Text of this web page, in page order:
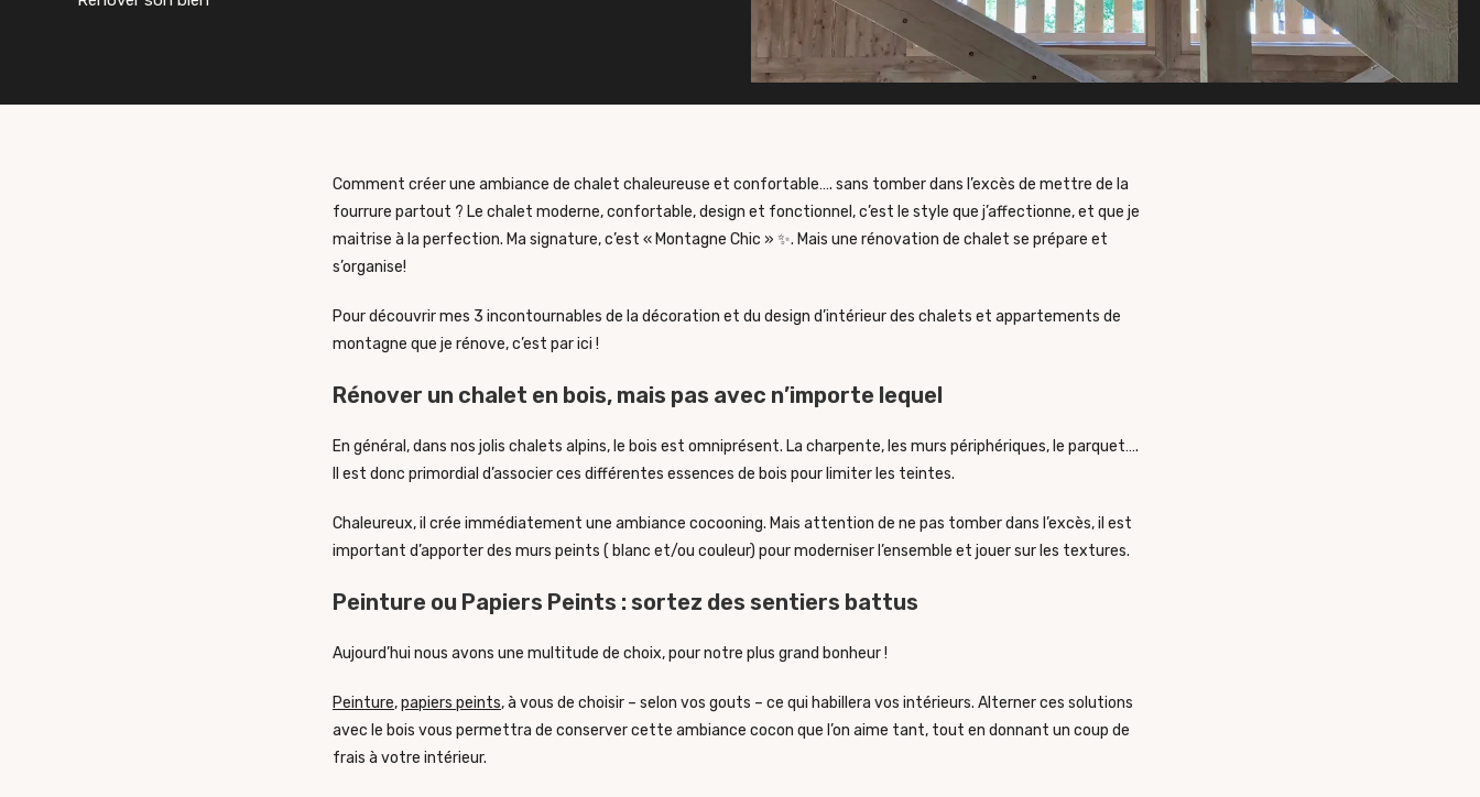
Comment créer une ambiance de chalet chaleureuse et confortable…. sans tomber dans l’excès de mettre de la
fourrure partout ? Le chalet moderne, confortable, design et fonctionnel, c’est le style que j’affectionne, et que je
maitrise à la perfection. Ma signature, c’est « Montagne Chic » ✨. Mais une rénovation de chalet se prépare et
s’organise!
Pour découvrir mes 3 incontournables de la décoration et du design d’intérieur des chalets et appartements de
montagne que je rénove, c’est par ici !
Rénover un chalet en bois, mais pas avec n’importe lequel
En général, dans nos jolis chalets alpins, le bois est omniprésent. La charpente, les murs périphériques, le parquet….
Il est donc primordial d’associer ces différentes essences de bois pour limiter les teintes.
Chaleureux, il crée immédiatement une ambiance cocooning. Mais attention de ne pas tomber dans l’excès, il est
important d’apporter des murs peints ( blanc et/ou couleur) pour moderniser l’ensemble et jouer sur les textures.
Peinture ou Papiers Peints : sortez des sentiers battus
Aujourd’hui nous avons une multitude de choix, pour notre plus grand bonheur !
Peinture,papiers peints, à vous de choisir – selon vos gouts – ce qui habillera vos intérieurs. Alterner ces solutions
avec le bois vous permettra de conserver cette ambiance cocon que l’on aime tant, tout en donnant un coup de
frais à votre intérieur.